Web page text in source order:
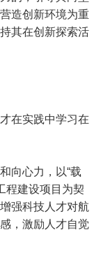
造创新环境为重
其在创新探索活
在实践中学习在
向心力，以“载
程建设项目为契
强科技人才对航
，激励人才自觉